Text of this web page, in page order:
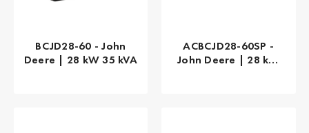
BCJD28-60 - John
Deere | 28 kW 35 kVA
ACBCJD28-60SP -
John Deere | 28 kW